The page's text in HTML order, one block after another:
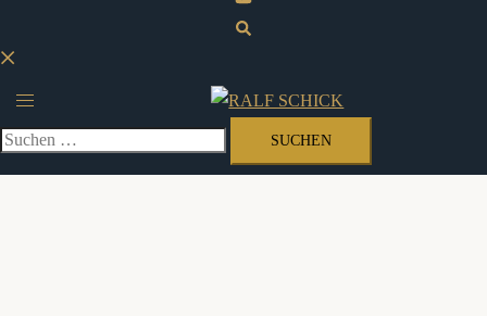
Menü
umschalten
Suchen